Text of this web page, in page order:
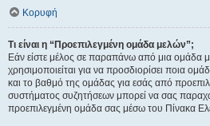
Κορυφή
Τι είναι η “Προεπιλεγμένη ομάδα μελών”;
Εάν είστε μέλος σε παραπάνω από μια ομάδα
χρησιμοποιείται για να προσδιορίσει ποια
και το βαθμό της ομάδας για εσάς από
συστήματος συζητήσεων μπορεί να σας
προεπιλεγμένη ομάδα σας μέσω του Πίνακα